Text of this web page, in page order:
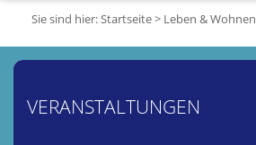
Sie sind hier:Startseite> Leben & Wohnen
VERANSTALTUNGEN